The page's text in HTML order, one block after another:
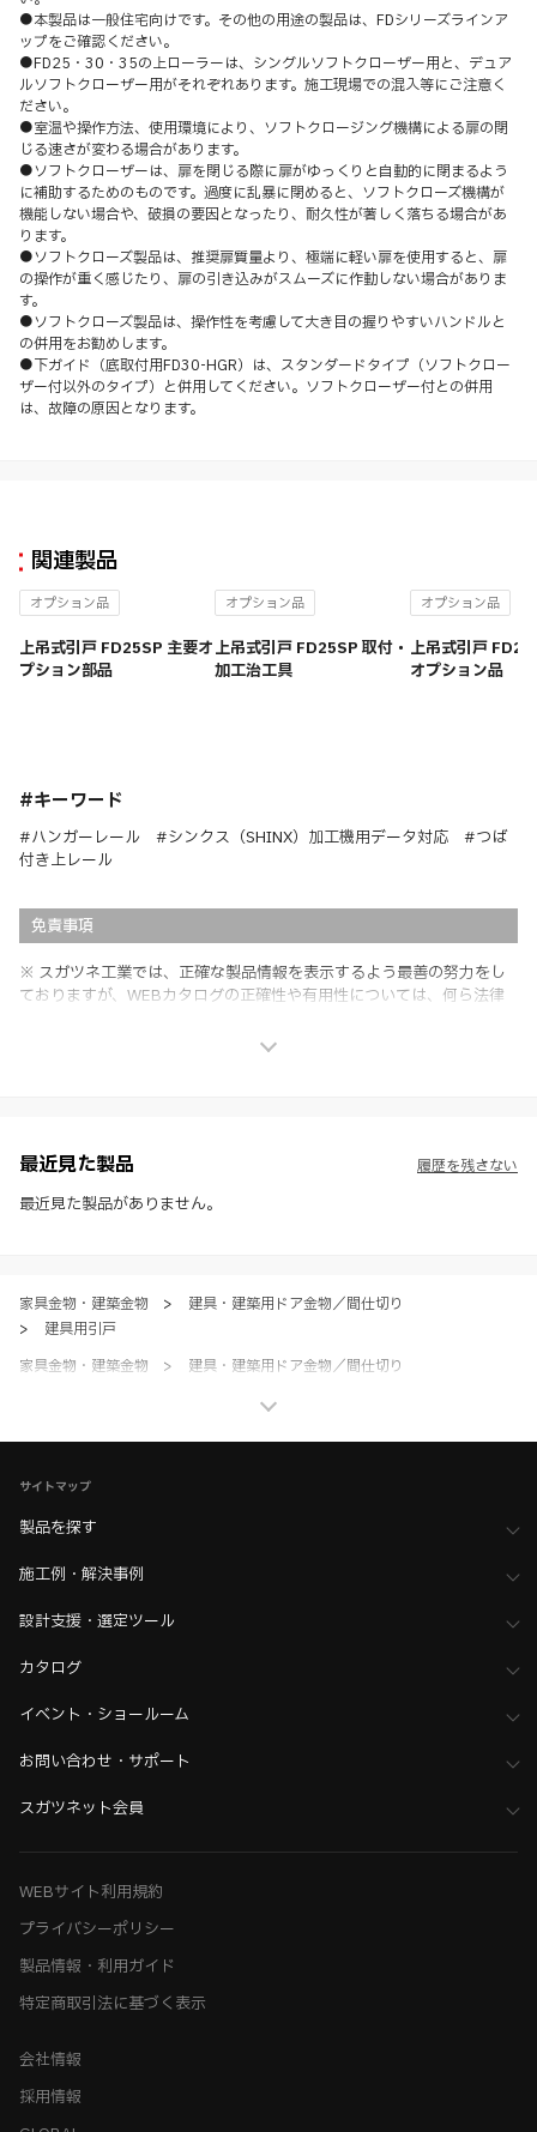
●本製品は一般住宅向けです。その他の用途の製品は、FDシリーズラインア
ップをご確認ください。
●FD25・30・35の上ローラーは、シングルソフトクローザー用と、デュア
ルソフトクローザー用がそれぞれあります。施工現場での混入等にご注意く
ださい。
●室温や操作方法、使用環境により、ソフトクロージング機構による扉の閉
じる速さが変わる場合があります。
●ソフトクローザーは、扉を閉じる際に扉がゆっくりと自動的に閉まるよう
に補助するためのものです。過度に乱暴に閉めると、ソフトクローズ機構が
機能しない場合や、破損の要因となったり、耐久性が著しく落ちる場合があ
ります。
●ソフトクローズ製品は、推奨扉質量より、極端に軽い扉を使用すると、扉
の操作が重く感じたり、扉の引き込みがスムーズに作動しない場合がありま
す。
●ソフトクローズ製品は、操作性を考慮して大き目の握りやすいハンドルと
の併用をお勧めします。
●下ガイド（底取付用FD30-HGR）は、スタンダードタイプ（ソフトクロー
ザー付以外のタイプ）と併用してください。ソフトクローザー付との併用
は、故障の原因となります。
関連製品
オプション品
上吊式引戸 FD25SP 主要オ
プション部品
オプション品
上吊式引戸 FD25SP 取付・
加工治工具
オプション品
上吊式引戸
オプション品
#キーワード
#ハンガーレール #シンクス（SHINX）加工機用データ対応 #つば
付き上レール
免責事項
※ スガツネ工業では、正確な製品情報を表示するよう最善の努力をし
ておりますが、WEBカタログの正確性や有用性については、何ら法律
社製品の使用ご検討、又は販売促進目的の利用に限ります。
※ 本WEBサイト製品情報のご利用にあたっては、WEBサイト利用規
約、プライバシーポリシー、製品情報ガイドをご確認いただき、内容の
最近見た製品
最近見た製品がありません。
履歴を残さない
家具金物・建築金物 >
建具・建築用ドア金物／間仕切り
>
建具用引戸
家具金物・建築金物
>
建具・建築用ドア金物／間仕切り
ホーム
>
>
SHINX（シンクス） 加工機用データ
> Kiinnovator（キーイノベーター）向けデータ
サイトマップ
製品を探す
施工例・解決事例
設計支援・選定ツール
カタログ
イベント・ショールーム
お問い合わせ・サポート
スガツネット会員
WEBサイト利用規約
プライバシーポリシー
製品情報・利用ガイド
特定商取引法に基づく表示
会社情報
採用情報